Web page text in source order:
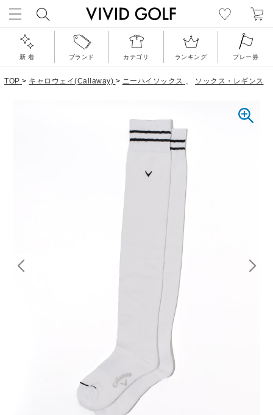
新 着 ブランド カテゴリ ランキング プレー券
TOP > キャロウェイ(Callaway) > ニーハイソックス 、 ソックス・レギンス